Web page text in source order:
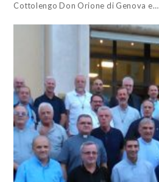
Cottolengo Don Orione di Genova e…